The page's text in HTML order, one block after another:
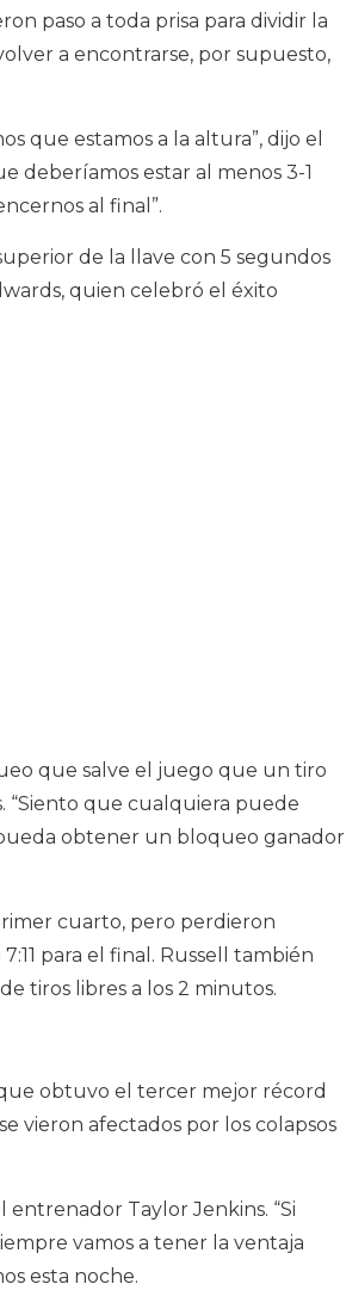
paso a toda prisa para dividir la
a encontrarse, por supuesto,
que estamos a la altura”, dijo el
deberíamos estar al menos 3-1
al final”.
de la llave con 5 segundos
quien celebró el éxito
que salve el juego que un tiro
“Siento que cualquiera puede
obtener un bloqueo ganador
cuarto, pero perdieron
para el final. Russell también
tiros libres a los 2 minutos.
obtuvo el tercer mejor récord
vieron afectados por los colapsos
entrenador Taylor Jenkins. “Si
vamos a tener la ventaja
esta noche.